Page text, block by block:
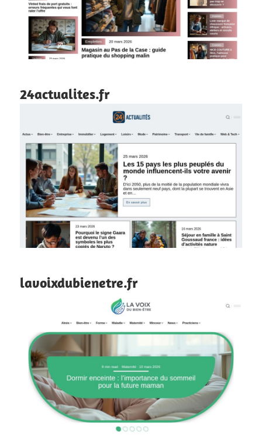
24actualites.fr
lavoixdubienetre.fr